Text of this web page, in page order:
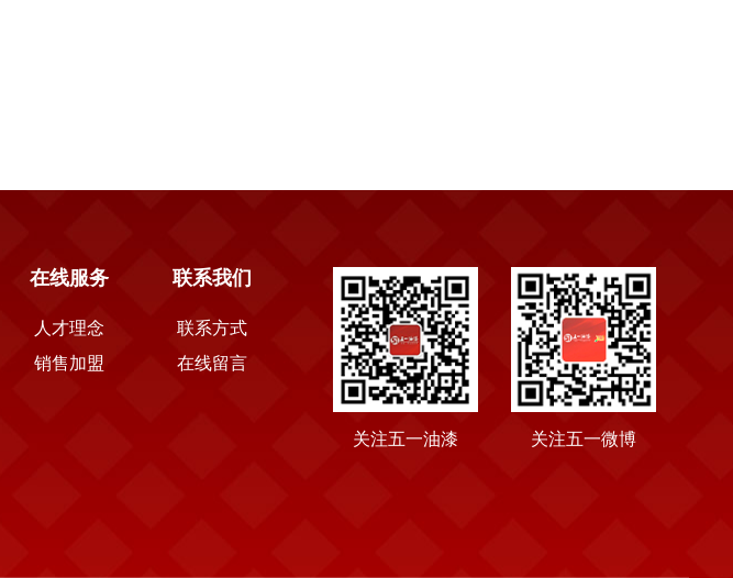
在线服务
人才理念
销售加盟
联系我们
联系方式
在线留言
关注五一微博
关注五一油漆